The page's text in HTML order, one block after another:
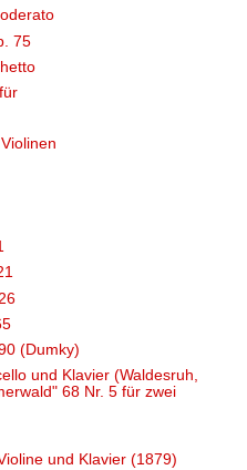
75
(Dumky)
und Klavier (Waldesruh,
68 Nr. 5 für zwei
und Klavier (1879)